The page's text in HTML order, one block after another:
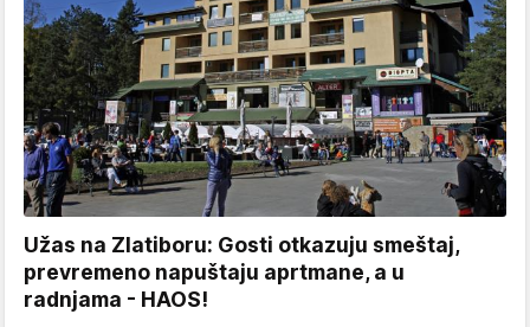
Užas na Zlatiboru: Gosti otkazuju smeštaj,
prevremeno napuštaju aprtmane, a u
radnjama - HAOS!